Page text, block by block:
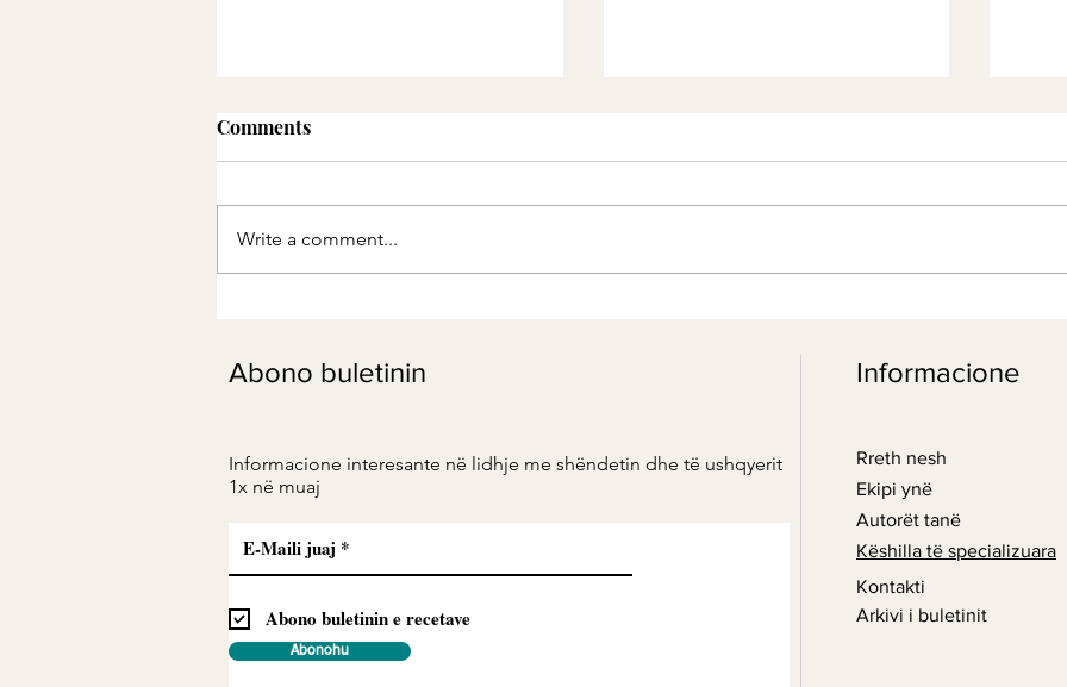
Comments
Write a comment...
Abono buletinin
Informacione interesante në lidhje me shëndetin dhe të ushqyerit
1x në muaj
Abono buletinin e recetave
Abonohu
Informacione
Rreth nesh
Ekipi ynë
Autorët tanë
Këshilla të specializuara
Kontakti
Arkivi i buletinit